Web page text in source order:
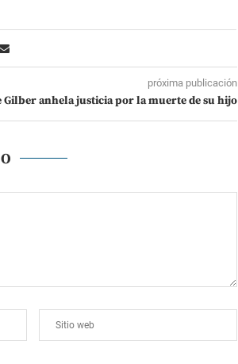
próxima publicación
Gilber anhela justicia por la muerte de su hijo